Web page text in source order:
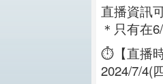
直播資訊
＊只有在
⏱️【直播時
2024/7/4(